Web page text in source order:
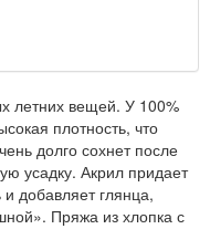
летних вещей. У 100%
плотность, что
долго сохнет после
усадку. Акрил придает
и добавляет глянца,
Пряжа из хлопка с